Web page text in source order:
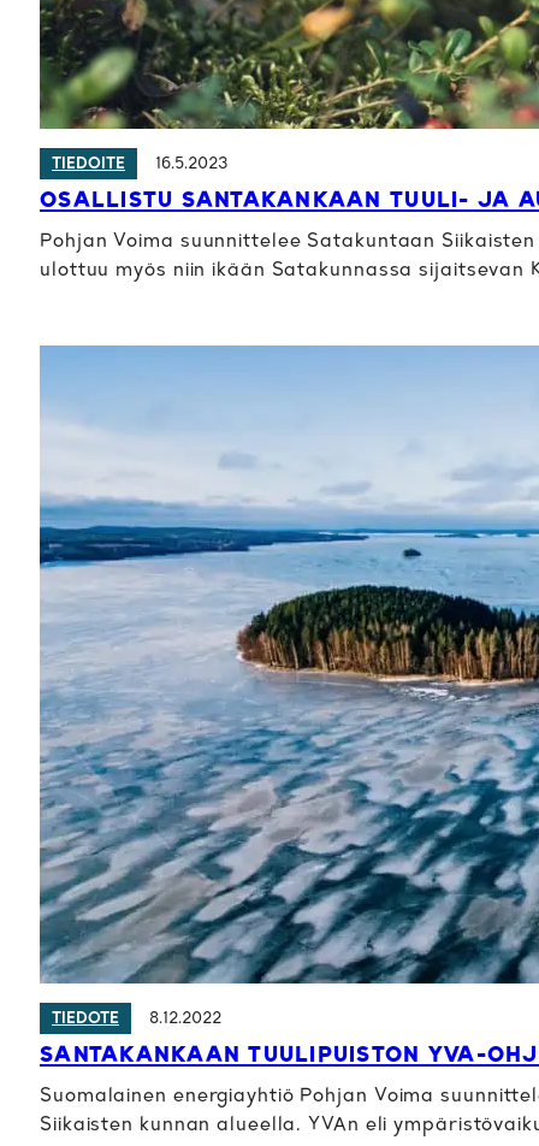
TIEDOITE 16.5.2023
OSALLISTU SANTAKANKAAN TUULI- JA
Pohjan Voima suunnittelee Satakuntaan
ulottuu myös niin ikään Satakunnassa sijaitsevan
TIEDOTE 8.12.2022
SANTAKANKAAN TUULIPUISTON YVA-
Suomalainen energiayhtiö Pohjan Voima
Siikaisten kunnan alueella. YVAn eli